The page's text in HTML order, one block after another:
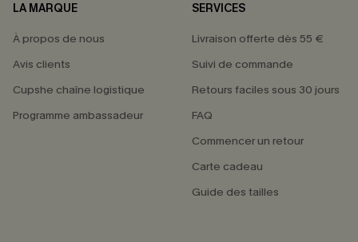
LA MARQUE
À propos de nous
Avis clients
Cupshe chaîne logistique
Programme ambassadeur
SERVICES
Livraison offerte dès 55 €
Suivi de commande
Retours faciles sous 30 jours
FAQ
Commencer un retour
Carte cadeau
Guide des tailles